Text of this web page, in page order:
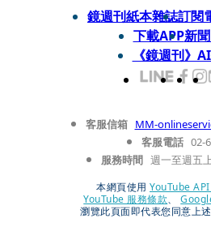
鏡週刊紙本雜誌訂閱
下載APP新
《鏡週刊》
客服信箱 MM-
客服電話 02-
服務時間 週一至週五
本網頁使用 YouTube
YouTube 服務條款、
瀏覽此頁面即代表您同意上